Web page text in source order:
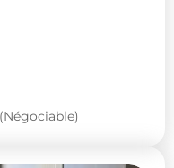
(Négociable)